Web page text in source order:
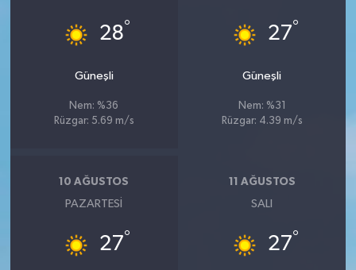
28°
Güneşli
Nem: %36
Rüzgar: 5.69 m/s
27°
Güneşli
Nem: %31
Rüzgar: 4.39 m/s
10 AĞUSTOS
PAZARTESI
27°
11 AĞUSTOS
SALI
27°